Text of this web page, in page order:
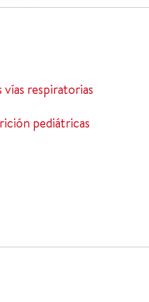
respiratorias
pediátricas